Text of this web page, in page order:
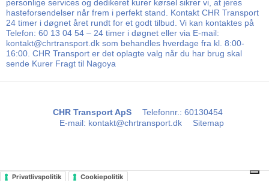
personlige services og dedikeret kurer kørsel sikrer vi, at jeres
hasteforsendelser når frem i perfekt stand. Kontakt CHR Transport
24 timer i døgnet året rundt for et godt tilbud. Vi kan kontaktes på
Telefon: 60 13 04 54 – 24 timer i døgnet eller via E-mail:
kontakt@chrtransport.dk som behandles hverdage fra kl. 8:00-
16:00. CHR Transport er det oplagte valg når du har brug skal
sende Kurer Fragt til Nagoya
CHR Transport ApS Telefonnr.: 60130454
E-mail: kontakt@chrtransport.dk Sitemap
Privatlivspolitik Cookiepolitik